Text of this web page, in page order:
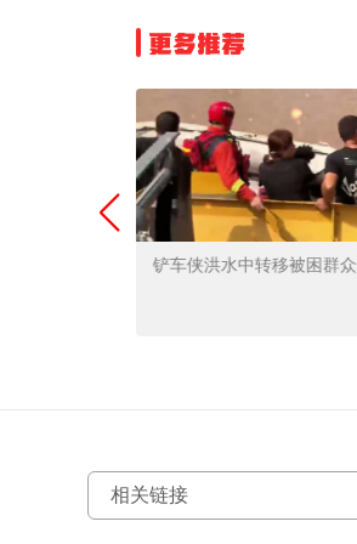
更多推荐
铲车侠洪水中转移被困群众